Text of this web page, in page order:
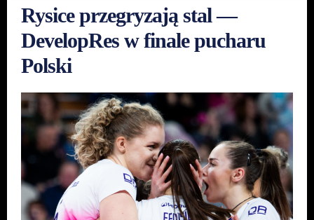
Rysice przegryzają stal —
DevelopRes w finale pucharu
Polski